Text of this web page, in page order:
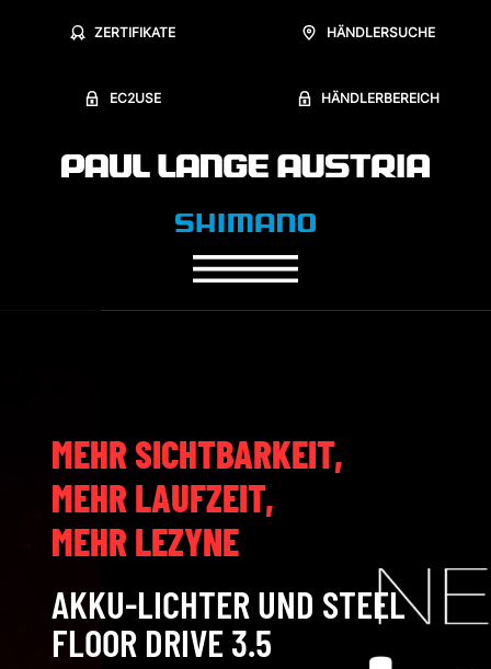
ZERTIFIKATE HÄNDLERSUCHE
EC2USE HÄNDLERBEREICH
MEHR SICHTBARKEIT,
MEHR LAUFZEIT,
MEHR LEZYNE
AKKU-LICHTER UND STEEL
FLOOR DRIVE 3.5